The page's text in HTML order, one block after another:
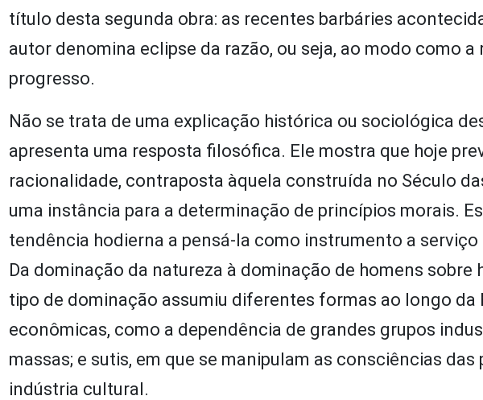
título desta segunda obra: as recentes barbáries
autor denomina eclipse da razão, ou seja, ao modo como
progresso.
Não se trata de uma explicação histórica ou sociológica
apresenta uma resposta filosófica. Ele mostra que hoje
racionalidade, contraposta àquela construída no Século
uma instância para a determinação de princípios morais.
tendência hodierna a pensá-la como instrumento a
Da dominação da natureza à dominação de homens sobre
tipo de dominação assumiu diferentes formas ao longo da
econômicas, como a dependência de grandes grupos
massas; e sutis, em que se manipulam as consciências
indústria cultural.